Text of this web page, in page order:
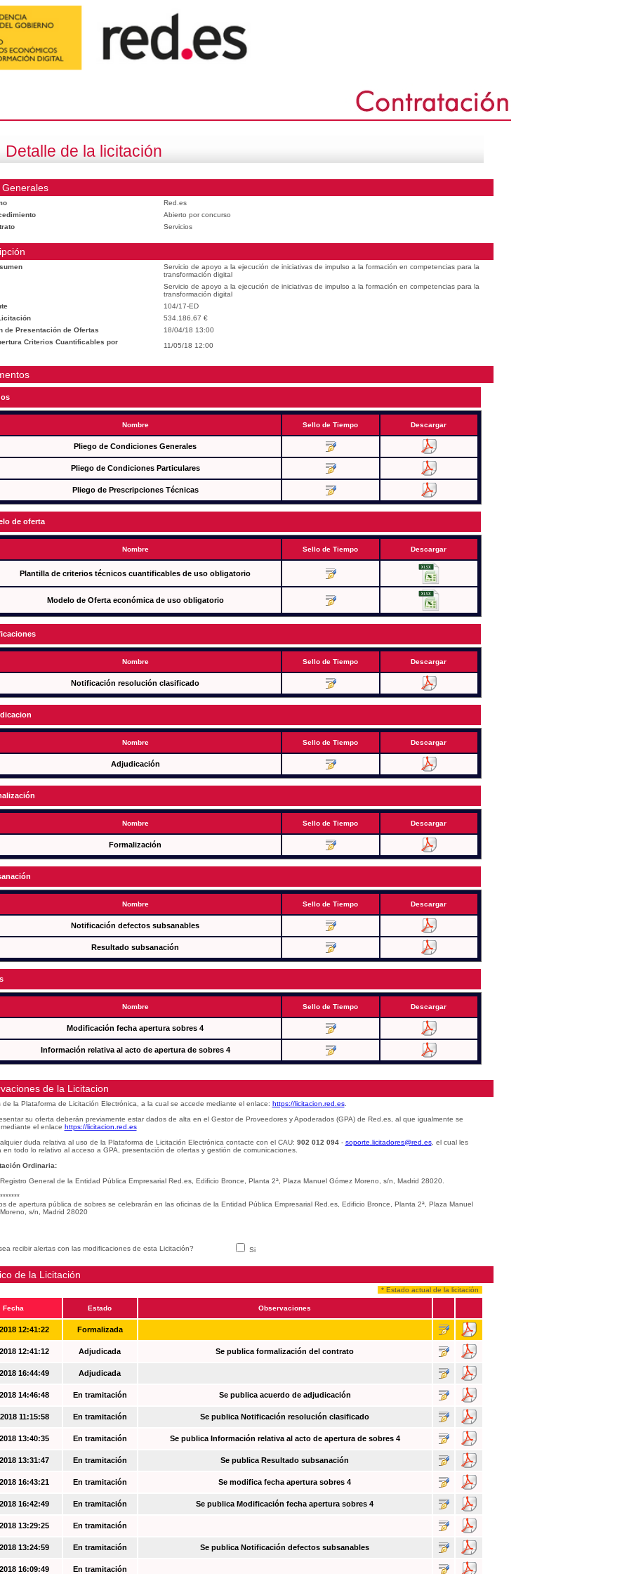
Detalle de la licitación
Generales
Red.es
Abierto por concurso
Servicios
Servicio de apoyo a la ejecución de iniciativas de impulso a la formación en competencias para la
transformación digital
Servicio de apoyo a la ejecución de iniciativas de impulso a la formación en competencias para la
transformación digital
104/17-ED
534.186,67 €
de Presentación de Ofertas
18/04/18 13:00
Criterios Cuantificables por
11/05/18 12:00
Nombre Sello de Tiempo Descargar
Pliego de Condiciones Generales
Pliego de Condiciones Particulares
Pliego de Prescripciones Técnicas
de oferta
Nombre Sello de Tiempo Descargar
Plantilla de criterios técnicos cuantificables de uso obligatorio
Modelo de Oferta económica de uso obligatorio
Nombre Sello de Tiempo Descargar
Notificación resolución clasificado
Nombre Sello de Tiempo Descargar
Adjudicación
Nombre Sello de Tiempo Descargar
Formalización
Nombre Sello de Tiempo Descargar
Notificación defectos subsanables
Resultado subsanación
Nombre Sello de Tiempo Descargar
Modificación fecha apertura sobres 4
Información relativa al acto de apertura de sobres 4
de la Licitacion
de la Plataforma de Licitación Electrónica, a la cual se accede mediante el enlace: https://licitacion.red.es.
su oferta deberán previamente estar dados de alta en el Gestor de Proveedores y Apoderados (GPA) de Red.es, al que igualmente se
el enlace https://licitacion.red.es
duda relativa al uso de la Plataforma de Licitación Electrónica contacte con el CAU: 902 012 094- soporte.licitadores@red.es, el cual les
en todo lo relativo al acceso a GPA, presentación de ofertas y gestión de comunicaciones.
Ordinaria:
General de la Entidad Pública Empresarial Red.es, Edificio Bronce, Planta 2ª, Plaza Manuel Gómez Moreno, s/n, Madrid 28020.
de apertura pública de sobres se celebrarán en las oficinas de la Entidad Pública Empresarial Red.es, Edificio Bronce, Planta 2ª, Plaza Manuel
s/n, Madrid 28020
recibir alertas con las modificaciones de esta Licitación? Si
de la Licitación
* Estado actual de la licitación
Fecha Estado Observaciones
12:41:22 Formalizada
12:41:12 Adjudicada Se publica formalización del contrato
16:44:49 Adjudicada
14:46:48 En tramitación Se publica acuerdo de adjudicación
11:15:58 En tramitación Se publica Notificación resolución clasificado
13:40:35 En tramitación Se publica Información relativa al acto de apertura de sobres 4
13:31:47 En tramitación Se publica Resultado subsanación
16:43:21 En tramitación Se modifica fecha apertura sobres 4
16:42:49 En tramitación Se publica Modificación fecha apertura sobres 4
13:29:25 En tramitación
13:24:59 En tramitación Se publica Notificación defectos subsanables
16:09:49 En tramitación